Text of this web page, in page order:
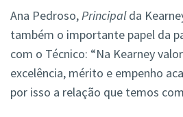
Ana Pedroso,Principalda
também o importante papel da
com o Técnico: “Na Kearney
excelência, mérito e empenho
por isso a relação que temos